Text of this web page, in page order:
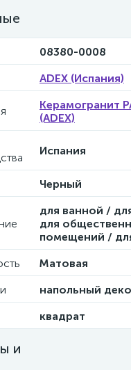
08380-0008
ADEX (Испания)
Керамогранит
(ADEX)
Испания
Черный
для ванной /
для
помещений /
Матовая
напольный
квадрат
и